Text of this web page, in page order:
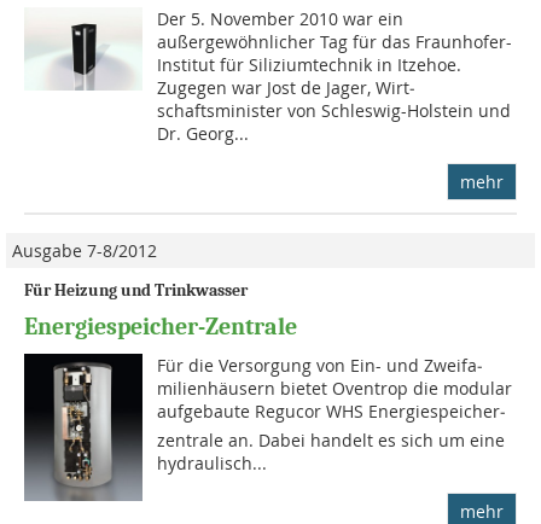
Der 5. November 2010 war ein
außergewöhnlicher Tag für das Fraunhofer-
Institut für Siliziumtechnik in Itzehoe.
Zugegen war Jost de Jager, Wirt­
schaftsminister von Schleswig-Holstein und
Dr. Georg...
mehr
Ausgabe 7-8/2012
Für Heizung und Trinkwasser
Energiespeicher-Zentrale
Für die Versorgung von Ein- und Zwei­fa­
milienhäusern bie­tet Oventrop die modular
aufge­bau­te Regucor WHS Ener­gie­spei­cher­
zentrale an. Dabei handelt es sich um eine
hy­drau­lisch...
mehr